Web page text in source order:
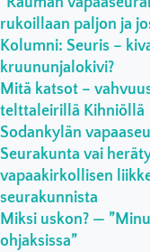
rukoillaan paljon ja
Kolumni: Seuris –
kruununjalokivi?
Mitä katsot –
telttaleirillä Kihniöllä
Sodankylän
Seurakunta vai
vapaakirkollisen
seurakunnista
Miksi uskon? —
ohjaksissa”